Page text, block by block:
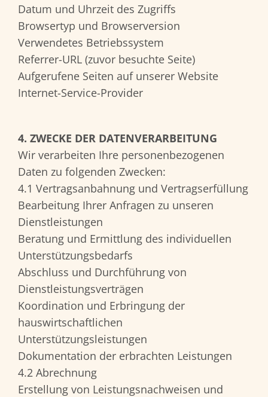
Datum und Uhrzeit des Zugriffs
Browsertyp und Browserversion
Verwendetes Betriebssystem
Referrer-URL (zuvor besuchte Seite)
Aufgerufene Seiten auf unserer Website
Internet-Service-Provider
4. ZWECKE DER DATENVERARBEITUNG
Wir verarbeiten Ihre personenbezogenen
Daten zu folgenden Zwecken:
4.1 Vertragsanbahnung und Vertragserfüllung
Bearbeitung Ihrer Anfragen zu unseren
Dienstleistungen
Beratung und Ermittlung des individuellen
Unterstützungsbedarfs
Abschluss und Durchführung von
Dienstleistungsverträgen
Koordination und Erbringung der
hauswirtschaftlichen
Unterstützungsleistungen
Dokumentation der erbrachten Leistungen
4.2 Abrechnung
Erstellung von Leistungsnachweisen und